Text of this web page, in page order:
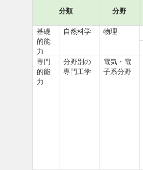
分類 分野
基礎
的能
力
自然科学 物理
専門
的能
力
分野別の
専門工学
電気・電
子系分野